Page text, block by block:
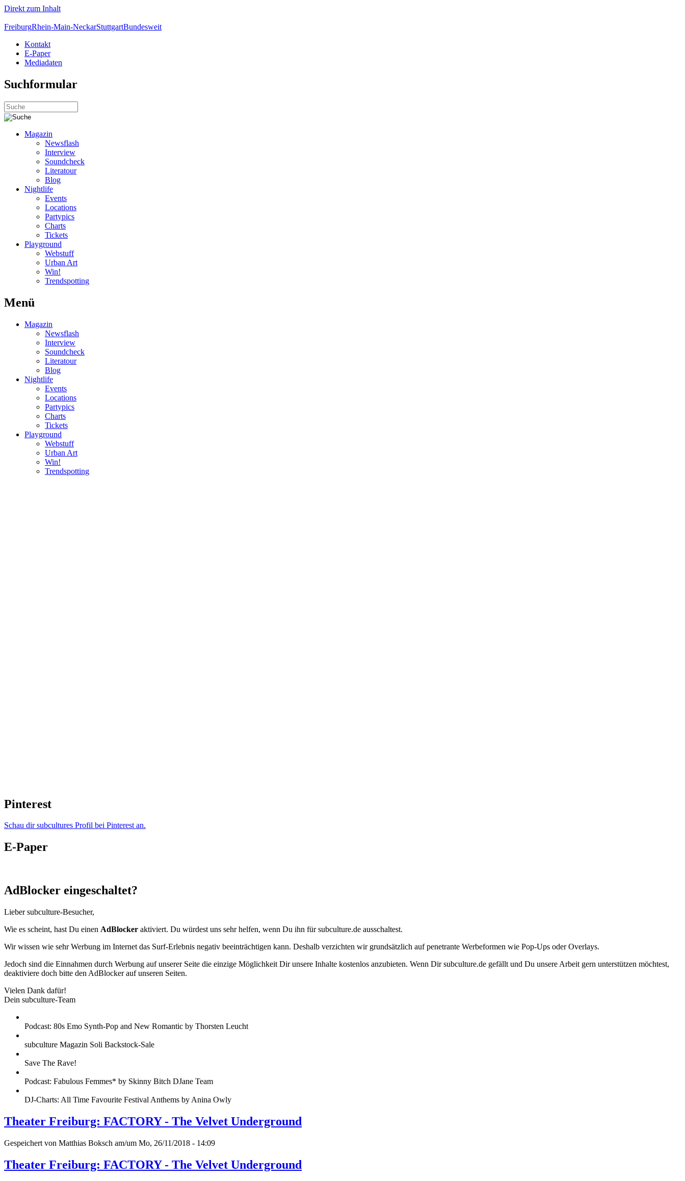
Direkt zum Inhalt
FreiburgRhein-Main-NeckarStuttgartBundesweit
Kontakt
E-Paper
Mediadaten
Suchformular
Magazin
Newsflash
Interview
Soundcheck
Literatour
Blog
Nightlife
Events
Locations
Partypics
Charts
Tickets
Playground
Webstuff
Urban Art
Win!
Trendspotting
Menü
Magazin
Newsflash
Interview
Soundcheck
Literatour
Blog
Nightlife
Events
Locations
Partypics
Charts
Tickets
Playground
Webstuff
Urban Art
Win!
Trendspotting
Pinterest
Schau dir subcultures Profil bei Pinterest an.
E-Paper
AdBlocker eingeschaltet?
Lieber subculture-Besucher,
Wie es scheint, hast Du einen AdBlocker aktiviert. Du würdest uns sehr helfen, wenn Du ihn für subculture.de ausschaltest.
Wir wissen wie sehr Werbung im Internet das Surf-Erlebnis negativ beeinträchtigen kann. Deshalb verzichten wir grundsätzlich auf penetrante Werbeformen wie Pop-Ups oder Overlays.
Jedoch sind die Einnahmen durch Werbung auf unserer Seite die einzige Möglichkeit Dir unsere Inhalte kostenlos anzubieten. Wenn Dir subculture.de gefällt und Du unsere Arbeit gern unterstützen möchtest,
deaktiviere doch bitte den AdBlocker auf unseren Seiten.
Vielen Dank dafür!
Dein subculture-Team
Podcast: 80s Emo Synth-Pop and New Romantic by Thorsten Leucht
subculture Magazin Soli Backstock-Sale
Save The Rave!
Podcast: Fabulous Femmes* by Skinny Bitch DJane Team
DJ-Charts: All Time Favourite Festival Anthems by Anina Owly
Theater Freiburg: FACTORY - The Velvet Underground
Gespeichert von Matthias Boksch am/um Mo, 26/11/2018 - 14:09
Theater Freiburg: FACTORY - The Velvet Underground